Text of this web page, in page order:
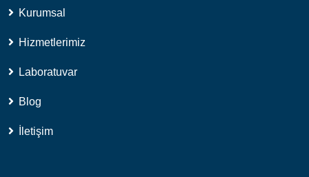
Kurumsal
Hizmetlerimiz
Laboratuvar
Blog
İletişim